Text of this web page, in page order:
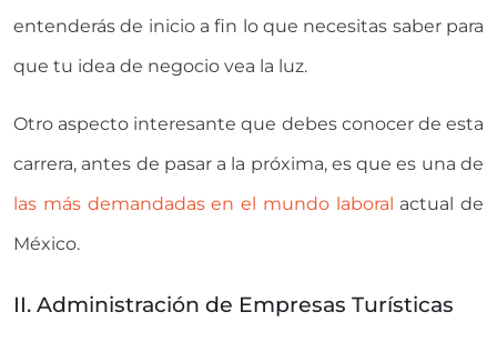
entenderás de inicio a fin lo que necesitas saber para
que tu idea de negocio vea la luz.
Otro aspecto interesante que debes conocer de esta
carrera, antes de pasar a la próxima, es que es una de
las más demandadas en el mundo laboral actual de
México.
II. Administración de Empresas Turísticas